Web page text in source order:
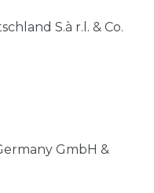
S.à r.l. & Co.
GmbH &